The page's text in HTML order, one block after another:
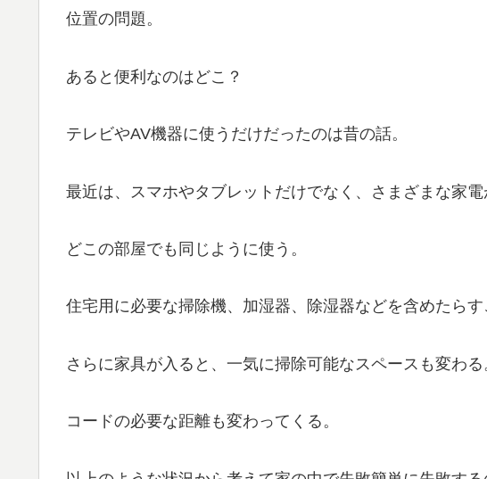
位置の問題。
あると便利なのはどこ？
テレビやAV機器に使うだけだったのは昔の話。
最近は、スマホやタブレットだけでなく、さまざまな家電
どこの部屋でも同じように使う。
住宅用に必要な掃除機、加湿器、除湿器などを含めたらす
さらに家具が入ると、一気に掃除可能なスペースも変わる
コードの必要な距離も変わってくる。